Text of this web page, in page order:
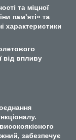
та міцної
пам’яті» та
характеристики
від впливу
забезпечує